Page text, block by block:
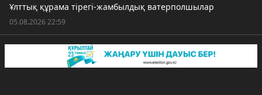
Ұлттық құрама тірегі-жамбылдық ватерполшылар
05.08.2026 22:59